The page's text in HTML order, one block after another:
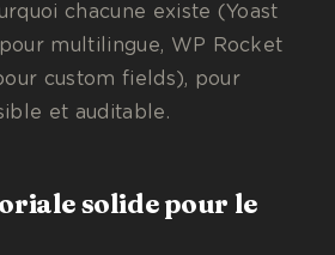
chacune existe (Yoast
multilingue, WP Rocket
custom fields), pour
et auditable.
solide pour le